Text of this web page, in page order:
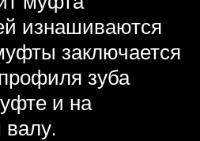
изнашиваются
заключается
зуба
и на